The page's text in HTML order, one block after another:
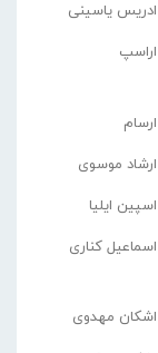
ادریس یاسینی
اراسپ
ارسام
ارشاد موسوی
اسپین ایلیا
اسماعیل کناری
اشکان مهدوی